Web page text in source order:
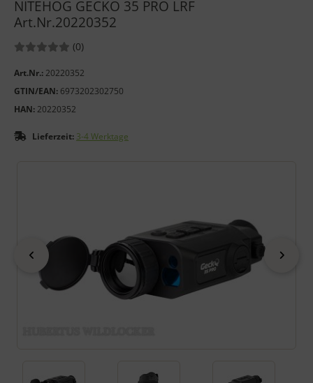
NITEHOG GECKO 35 PRO LRF
Art.Nr.20220352
Bewertungen:
(0Bewertungen
)
Art.Nr.: 20220352
GTIN/EAN: 6973202302750
HAN: 20220352
Lieferzeit: 3-4 Werktage
zurück